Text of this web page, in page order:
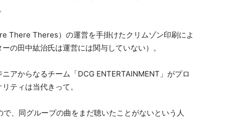
There Theres）の運営を手掛けたクリムゾン印刷によ
の田中紘治氏は運営には関与していない）。
アからなるチーム「DCG ENTERTAINMENT」がプロ
ティは当代きって。
で、同グループの曲をまだ聴いたことがないという人